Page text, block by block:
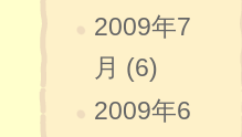
2009年7
月 (6)
2009年6